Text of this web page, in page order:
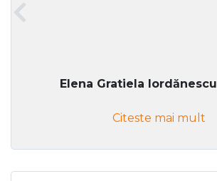
Elena Gratiela Iordănescu
Citeste mai mult